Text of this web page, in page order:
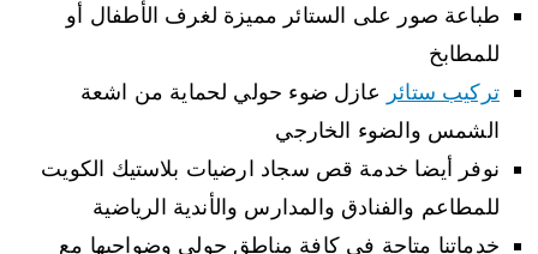
طباعة صور على الستائر مميزة لغرف الأطفال أو
للمطابخ
تركيب ستائر عازل ضوء حولي لحماية من اشعة
الشمس والضوء الخارجي
نوفر أيضا خدمة قص سجاد ارضيات بلاستيك الكويت
للمطاعم والفنادق والمدارس والأندية الرياضية
خدماتنا متاحة في كافة مناطق حولي وضواحيها مع